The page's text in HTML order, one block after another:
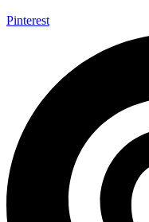
Pinterest